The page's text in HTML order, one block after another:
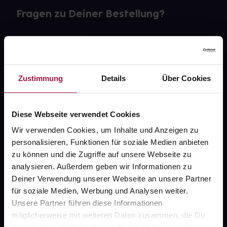
Zustimmung Details Über Cookies
Diese Webseite verwendet Cookies
Wir verwenden Cookies, um Inhalte und Anzeigen zu
personalisieren, Funktionen für soziale Medien anbieten
zu können und die Zugriffe auf unsere Webseite zu
analysieren. Außerdem geben wir Informationen zu
Deiner Verwendung unserer Webseite an unsere Partner
für soziale Medien, Werbung und Analysen weiter.
Unsere Partner führen diese Informationen
möglicherweise mit weiteren Daten zusammen, die Du
Fragen zu Deiner Bestellung?
FAQ
Widerrufsformular
gesund.de
Karriere
Newsletter
Barrierefreiheitserklärung